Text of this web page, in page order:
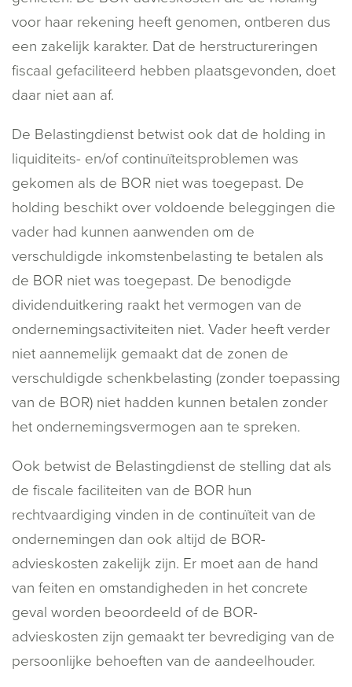
voor haar rekening heeft genomen, ontberen dus
een zakelijk karakter. Dat de herstructureringen
fiscaal gefaciliteerd hebben plaatsgevonden, doet
daar niet aan af.
De Belastingdienst betwist ook dat de holding in
liquiditeits- en/of continuïteitsproblemen was
gekomen als de BOR niet was toegepast. De
holding beschikt over voldoende beleggingen die
vader had kunnen aanwenden om de
verschuldigde inkomstenbelasting te betalen als
de BOR niet was toegepast. De benodigde
dividenduitkering raakt het vermogen van de
ondernemingsactiviteiten niet. Vader heeft verder
niet aannemelijk gemaakt dat de zonen de
verschuldigde schenkbelasting (zonder toepassing
van de BOR) niet hadden kunnen betalen zonder
het ondernemingsvermogen aan te spreken.
Ook betwist de Belastingdienst de stelling dat als
de fiscale faciliteiten van de BOR hun
rechtvaardiging vinden in de continuïteit van de
ondernemingen dan ook altijd de BOR-
advieskosten zakelijk zijn. Er moet aan de hand
van feiten en omstandigheden in het concrete
geval worden beoordeeld of de BOR-
advieskosten zijn gemaakt ter bevrediging van de
persoonlijke behoeften van de aandeelhouder.